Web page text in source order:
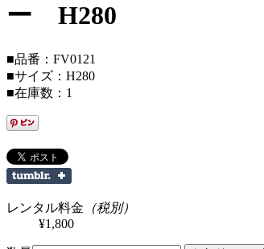
ー H280
■品番：FV0121
■サイズ：H280
■在庫数：1
レンタル料金 （税別）
¥1,800